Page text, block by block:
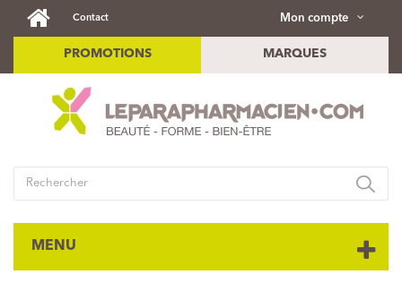
Mon compte
Contact
PROMOTIONS MARQUES
MENU